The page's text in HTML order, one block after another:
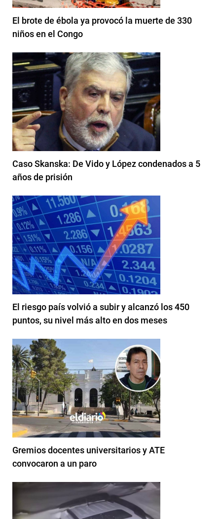
El brote de ébola ya provocó la muerte de 330
niños en el Congo
Caso Skanska: De Vido y López condenados a 5
años de prisión
El riesgo país volvió a subir y alcanzó los 450
puntos, su nivel más alto en dos meses
Gremios docentes universitarios y ATE
convocaron a un paro